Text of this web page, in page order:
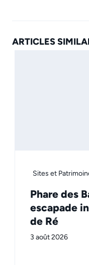
ARTICLES
Sites et
Phare des
escapade
de Ré
3 août 2026